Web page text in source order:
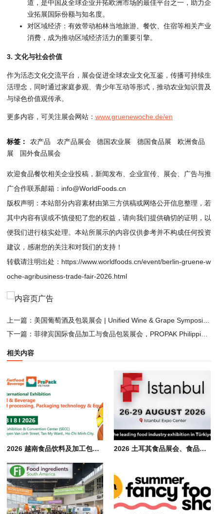
道，是中国及全球企业开拓欧洲市场的最佳平台之一，助力企
业拓展国际份额与知名度。
对区域经济：有效带动柏林当地旅游、餐饮、住宿等相关产业
消费，成为推动区域经济活力的重要引擎。
3. 文化与社会价值
作为活态文化交流平台，展会促进全球农业文化互鉴，传播可持续生
活理念，同时通过家庭参观、青少年互动等形式，推动农业知识普及
与绿色价值观传承。
更多内容，可关注展会网站： www.gruenewoche.de/en
标签： 农产品 农产品展会 德国农业展 德国食品展
欧洲食品
展
国外食品展会
欢迎食品餐饮相关企业投稿，新闻发布、企业宣传、展会、广告与推
广合作联系邮箱：info@WorldFoods.cn
版权声明：本站部分内容素材由第三方供稿或网络公开信息整理，若
其中内容有误或不慎侵犯了您的权益，请向我们提供确切的证明，以
便我们进行核实处理。本站所展示的内容仅供参考并不构成任何投资
建议，感谢您的关注和对我们的支持！
转载请注明出处： https://www.worldfoods.cn/event/berlin-gruene-w
oche-agribusiness-trade-fair-2026.html
上一篇： 美国葡萄酒及包装展会 | Unified Wine & Grape Symposium 2026
下一篇： 菲律宾国际食品加工与食品包装展会，PROPAK Philippines 2026
相关内容
2026 越南食品饮料及加工包装展会 Vietfood & Beverage & Propack 2026 土耳其食品展会、食品加工包装机械展览会 F-istanbul